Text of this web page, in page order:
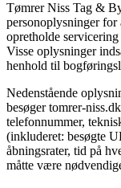
Tømrer Niss Tag &
personoplysninger
opretholde
Visse oplysninger
henhold til
Nedenstående
besøgertomrer-niss.dk
telefonnummer,
(inkluderet: besøgte
åbningsrater, tid på
måtte være